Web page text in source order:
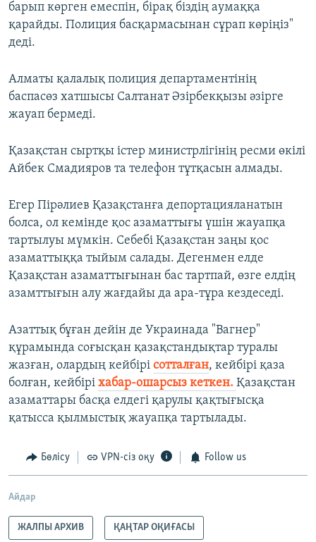
барып көрген емеспін, бірақ біздің аумаққа
қарайды. Полиция басқармасынан сұрап көріңіз"
деді.
Алматы қалалық полиция департаментінің
баспасөз хатшысы Салтанат Әзірбекқызы әзірге
жауап бермеді.
Қазақстан сыртқы істер министрлігінің ресми өкілі
Айбек Смадияров та телефон тұтқасын алмады.
Егер Пірәлиев Қазақстанға депортацияланатын
болса, ол кемінде қос азаматтығы үшін жауапқа
тартылуы мүмкін. Себебі Қазақстан заңы қос
азаматтыққа тыйым салады. Дегенмен елде
Қазақстан азаматтығынан бас тартпай, өзге елдің
азамттығын алу жағдайы да ара-тұра кездеседі.
Азаттық бұған дейін де Украинада "Вагнер"
құрамында соғысқан қазақстандықтар туралы
жазған, олардың кейбірі сотталған, кейбірі қаза
болған, кейбірі хабар-ошарсыз кеткен. Қазақстан
азаматтары басқа елдегі қарулы қақтығысқа
қатысса қылмыстық жауапқа тартылады.
Бөлісу VPN-сіз оқу Follow us
Айдар
ЖАЛПЫ АРХИВ ҚАҢТАР ОҚИҒАСЫ